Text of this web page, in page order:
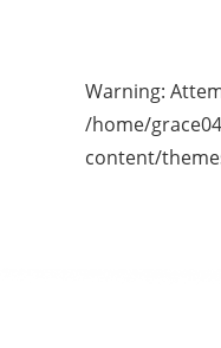
Warning:
/home/
content/